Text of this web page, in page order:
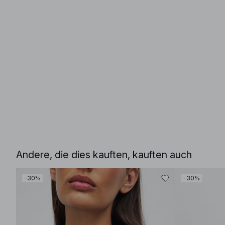
Andere, die dies kauften, kauften auch
-30% -30%